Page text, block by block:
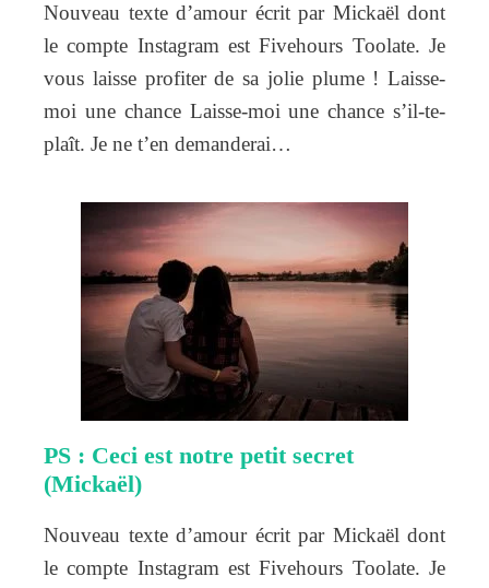
Nouveau texte d’amour écrit par Mickaël dont
le compte Instagram est Fivehours Toolate. Je
vous laisse profiter de sa jolie plume ! Laisse-
moi une chance Laisse-moi une chance s’il-te-
plaît. Je ne t’en demanderai…
PS : Ceci est notre petit secret
(Mickaël)
Nouveau texte d’amour écrit par Mickaël dont
le compte Instagram est Fivehours Toolate. Je